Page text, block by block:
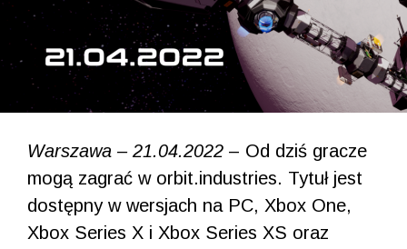
Warszawa – 21.04.2022 – Od dziś gracze
mogą zagrać w orbit.industries. Tytuł jest
dostępny w wersjach na PC, Xbox One,
Xbox Series X i Xbox Series XS oraz